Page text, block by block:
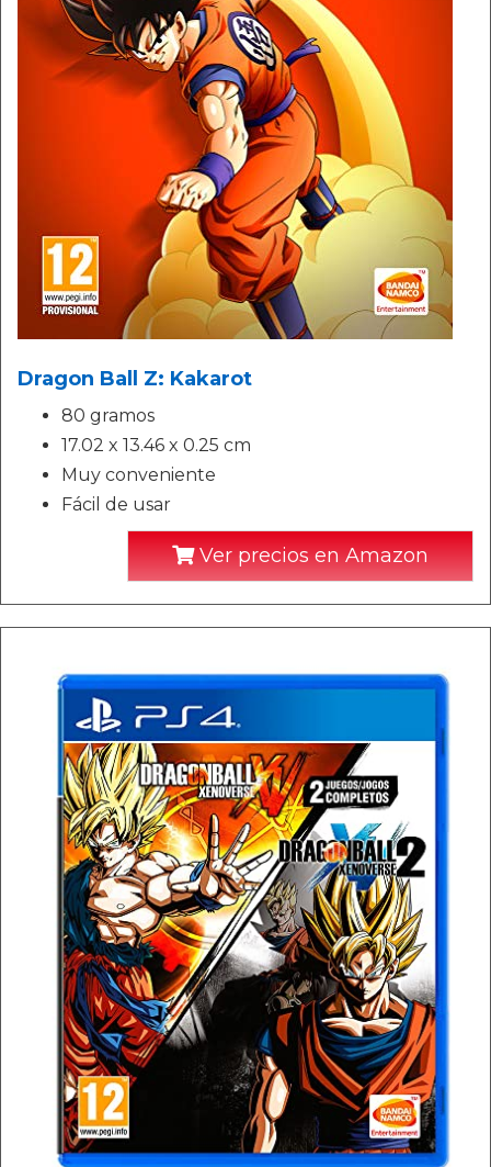
Dragon Ball Z: Kakarot
80 gramos
17.02 x 13.46 x 0.25 cm
Muy conveniente
Fácil de usar
Ver precios en Amazon